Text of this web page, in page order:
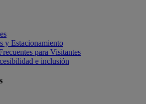
y Estacionamiento
para Visitantes
e inclusión